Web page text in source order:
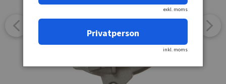
exkl. moms
Privatperson
inkl. moms